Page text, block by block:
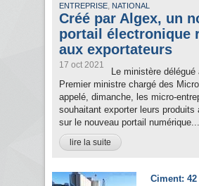
ENTREPRISE, NATIONAL
Créé par Algex, un
portail électronique
aux exportateurs
17 oct 2021
Le ministère délégué
Premier ministre chargé des
appelé, dimanche, les micro-
souhaitant exporter leurs produits
sur le nouveau portail numérique...
lire la suite
Ciment: